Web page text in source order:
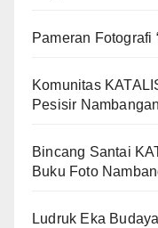
Pameran Fotografi
Komunitas
Pesisir Nambangan
Bincang Santai
Buku Foto
Ludruk Eka